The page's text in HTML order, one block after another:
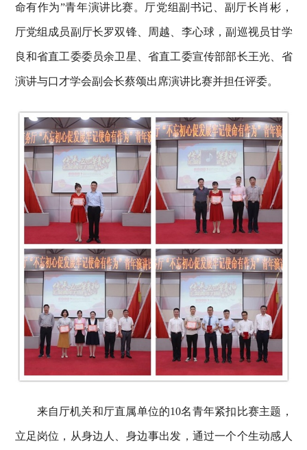
命有作为”青年演讲比赛。厅党组副书记、副厅长肖彬，
厅党组成员副厅长罗双锋、周越、李心球，副巡视员甘学
良和省直工委委员余卫星、省直工委宣传部部长王光、省
演讲与口才学会副会长蔡颂出席演讲比赛并担任评委。
来自厅机关和厅直属单位的10名青年紧扣比赛主题，
立足岗位，从身边人、身边事出发，通过一个个生动感人